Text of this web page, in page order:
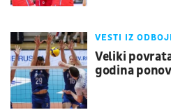
VESTI IZ
Veliki
godina